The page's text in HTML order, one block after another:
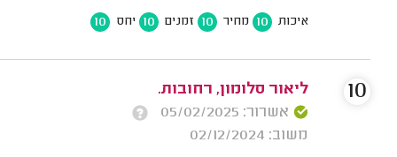
איכות 10 מחיר 10 זמנים 10 יחס 10
ליאור סלומון, רחובות.
אשרור: 05/02/2025
משוב: 02/12/2024
10